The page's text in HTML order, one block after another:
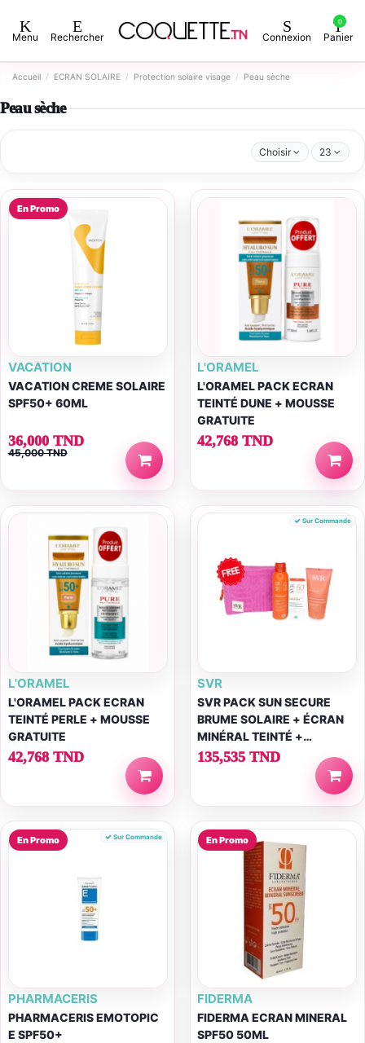
Menu Rechercher Connexion
0
Panier
Accueil ECRAN SOLAIRE Protection solaire visage Peau sèche
Peau sèche
Choisir 23
En Promo
VACATION
VACATION CREME SOLAIRE
SPF50+ 60ML
36,000 TND
45,000 TND
L'ORAMEL
L'ORAMEL PACK ECRAN
TEINTÉ DUNE + MOUSSE
GRATUITE
42,768 TND
L'ORAMEL
L'ORAMEL PACK ECRAN
TEINTÉ PERLE + MOUSSE
GRATUITE
42,768 TND
Sur Commande
SVR
SVR PACK SUN SECURE
BRUME SOLAIRE + ÉCRAN
MINÉRAL TEINTÉ +
TOPIALYSE + TROUSSE
135,535 TND
En Promo Sur Commande
PHARMACERIS
PHARMACERIS EMOTOPIC
E SPF50+
En Promo
FIDERMA
FIDERMA ECRAN MINERAL
SPF50 50ML